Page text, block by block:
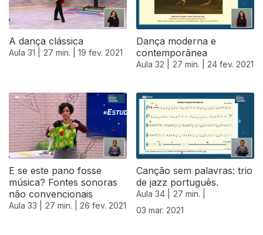
A dança clássica
Aula 31 | 27 min. | 19 fev. 2021
Dança moderna e
contemporânea
Aula 32 | 27 min. | 24 fev. 2021
E se este pano fosse
música? Fontes sonoras
não convencionais
Aula 33 | 27 min. | 26 fev. 2021
Canção sem palavras: trio
de jazz português.
Aula 34 |
27 min. |
03 mar. 2021